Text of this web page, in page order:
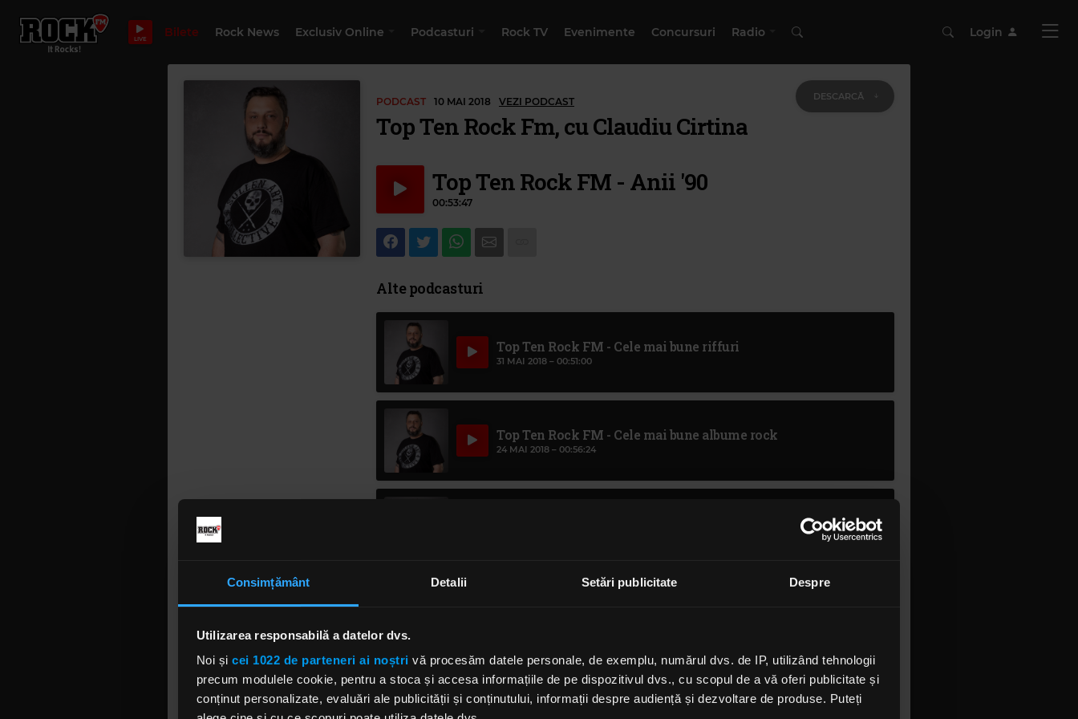
Consimțământ Detalii Setări publicitate Despre
Utilizarea responsabilă a datelor dvs.
Noi și cei 1022 de parteneri ai noștri vă procesăm datele personale, de exemplu, numărul dvs. de IP, utilizând tehnologii
precum modulele cookie, pentru a stoca și accesa informațiile de pe dispozitivul dvs., cu scopul de a vă oferi publicitate și
conținut personalizate, evaluări ale publicității și conținutului, informații despre audiență și dezvoltare de produse. Puteți
LIVE Bilete Rock News Exclusiv Online Podcasturi Rock TV Evenimente Concursuri Radio Login
PODCAST 10 MAI 2018 VEZI PODCAST
Top Ten Rock Fm, cu Claudiu Cirtina
Top Ten Rock FM - Anii '90
00:53:47
DESCARCĂ
Alte podcasturi
Top Ten Rock FM - Cele mai bune riffuri
31 MAI 2018 – 00:51:00
Top Ten Rock FM - Cele mai bune albume rock
24 MAI 2018 – 00:56:24
Top Ten Rock FM Anii '70